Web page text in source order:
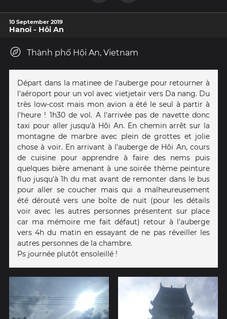
10 September 2019
Hanoï - Hôi An
Thành phố Hội An, Vietnam
Départ dans la matinee de l'auberge pour retourner à
l'aéroport pour un vol avec vietjetair vers Da nang. Du
très low-cost mais mon avion a été le seul à partir à
l'heure ! 1h30 de vol. A l'arrivée pas de navette donc
taxi pour aller jusqu'à Hôi An. En chemin arrêt sur la
montagne de marbre avec plein de grottes et jolie
chose à voir. En arrivant à l'auberge de Hôi An, cours
de cuisine pour apprendre à faire des nems puis
quelques bière amenant à une soirée thème peinture
fluo jusqu'à 1h du mat avant de remonter dans le bus
pour aller se coucher mais qui a malheureusement
été dérouté vers une boîte de nuit (pour les détails
voir avec les autres personnes présentent sur place
car ma mémoire me fait défaut) retour à l'auberge
vers 4h du matin en essayant de ne pas réveiller les
autres personnes de la chambre.
Ps journée plutôt ensoleillé !